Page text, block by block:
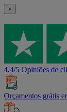
×
4,4/5 Opiniões de
Orçamentos grátis